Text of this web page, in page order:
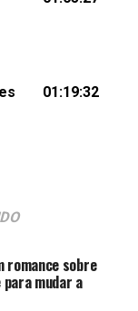
de
01:19:32
romance sobre
mudar a